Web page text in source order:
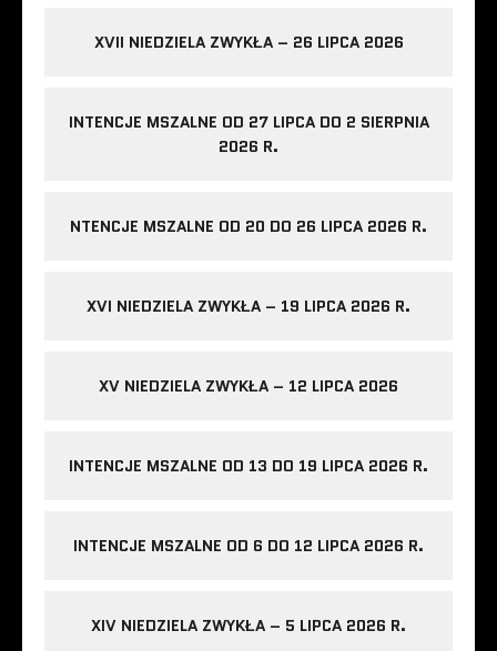
XVII NIEDZIELA ZWYKŁA – 26 LIPCA 2026
INTENCJE MSZALNE OD 27 LIPCA DO 2 SIERPNIA
2026 R.
NTENCJE MSZALNE OD 20 DO 26 LIPCA 2026 R.
XVI NIEDZIELA ZWYKŁA – 19 LIPCA 2026 R.
XV NIEDZIELA ZWYKŁA – 12 LIPCA 2026
INTENCJE MSZALNE OD 13 DO 19 LIPCA 2026 R.
INTENCJE MSZALNE OD 6 DO 12 LIPCA 2026 R.
XIV NIEDZIELA ZWYKŁA – 5 LIPCA 2026 R.